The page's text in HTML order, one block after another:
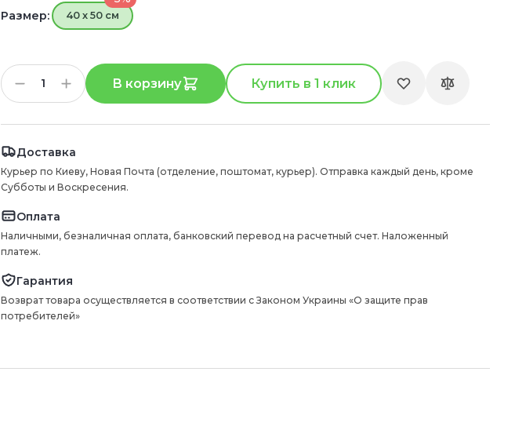
Размер: 40 х 50 см
В корзину Купить в 1 клик
Доставка
Курьер по Киеву, Новая Почта (отделение, поштомат, курьер). Отправка каждый день, кроме
Субботы и Воскресения.
Оплата
Наличными, безналичная оплата, банковский перевод на расчетный счет. Наложенный
платеж.
Гарантия
Возврат товара осуществляется в соответствии с Законом Украины «О защите прав
потребителей»